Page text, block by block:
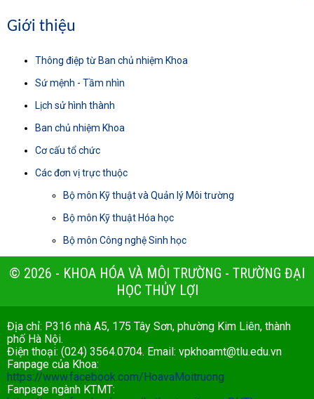
Giới thiệu
Thông điệp từ Ban chủ nhiệm Khoa
Sứ mệnh - Tầm nhìn
Lịch sử hình thành
Ban chủ nhiệm Khoa
Cơ cấu tổ chức
Các đơn vị trực thuộc
Bộ môn Kỹ thuật và Quản lý Môi trường
Bộ môn Kỹ thuật Hóa học
Bộ môn Công nghệ Sinh học
© 2026 - KHOA HÓA VÀ MÔI TRƯỜNG - TRƯỜNG ĐẠI
HỌC THỦY LỢI
Địa chỉ: P316 nhà A5, 175 Tây Sơn, phường Kim Liên, thành
phố Hà Nội.
Điện thoại: (024) 3564.0704. Email: vpkhoamt@tlu.edu.vn
Fanpage của Khoa:
https://www.facebook.com/HoavaMoitruong
Fanpage ngành KTMT: